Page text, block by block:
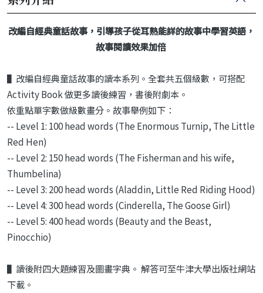
改編自經典童話故事，引導孩子從耳熟能詳的故事中學習英語，
故事閱讀效果加倍
▌改編自經典童話故事的讀本系列。全套共五個級數，可搭配
Activity Book 做更多讀後練習，書後附劇本。
依重點單字數做級數畫分。故事舉例如下：
-- Level 1: 100 head words (The Enormous Turnip, The Little
Red Hen)
-- Level 2: 150 head words (The Fisherman and his wife,
Thumbelina)
-- Level 3: 200 head words (Aladdin, Little Red Riding Hood)
-- Level 4: 300 head words (Cinderella, The Goose Girl)
-- Level 5: 400 head words (Beauty and the Beast,
Pinocchio)
▌讀後附四大題練習及圖畫字典。 解答可至牛津大學出版社網站
下載。